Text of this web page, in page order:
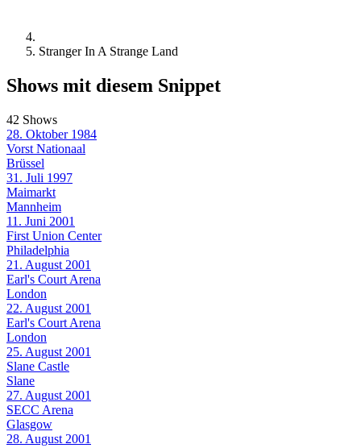
Stranger In A Strange Land
Shows mit diesem Snippet
42 Shows
28. Oktober 1984
Vorst Nationaal
Brüssel
31. Juli 1997
Maimarkt
Mannheim
11. Juni 2001
First Union Center
Philadelphia
21. August 2001
Earl's Court Arena
London
22. August 2001
Earl's Court Arena
London
25. August 2001
Slane Castle
Slane
27. August 2001
SECC Arena
Glasgow
28. August 2001